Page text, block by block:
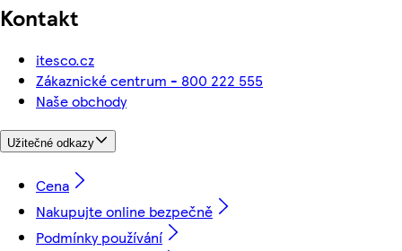
Kontakt
itesco.cz
Zákaznické centrum - 800 222 555
Naše obchody
Užitečné odkazy
Cena
Nakupujte online bezpečně
Podmínky používání